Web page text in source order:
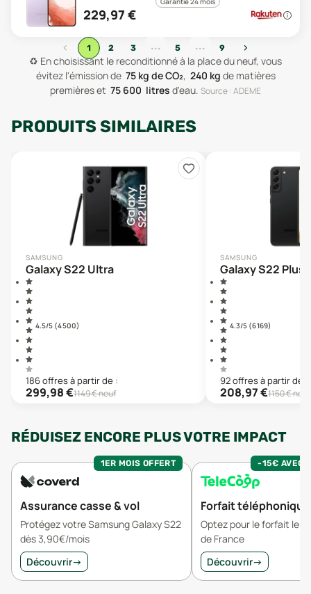
229,97 €
‹ 1 2 3 ... 5 ... 9
›
♻️ En choisissant le reconditionné à la place du neuf, vous
évitez l'émission de 75 kg de CO₂, 240 kg de matières
premièreset 75 600 litres d'eau. Source : ADEME
PRODUITS SIMILAIRES
SAMSUNG
Galaxy S22 Ultra
4.5/5 (4 500)
186offresà partir de :
299,98€1149€ neuf
SAMSUNG
Galaxy S22 Plus
4.3/5 (6 169)
92offresà partir de :
208,97€1150€ neuf
RÉDUISEZ ENCORE PLUS VOTRE IMPACT
1ER MOIS OFFERT
Assurance casse & vol
Protégez votre Samsung Galaxy S22
dès 3,90€/mois
Découvrir→
-15€ AVEC
Forfait téléphonique
Optez pour le forfait le
de France
Découvrir→